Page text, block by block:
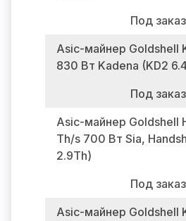
Под заказ
Asic-майнер Goldshell
830 Вт Kadena (KD2
Под заказ
Asic-майнер Goldshell
Th/s 700 Вт Sia,
2.9Th)
Под заказ
Asic-майнер Goldshell